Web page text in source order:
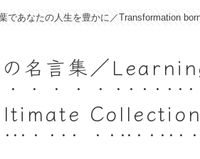
であなたの人生を豊かに／Transformation
の名言集／